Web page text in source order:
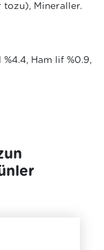
tozu), Mineraller.
Ham lif %0.9,